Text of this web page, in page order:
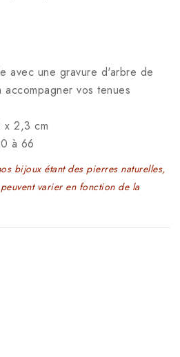
avec une gravure d'arbre de
vos tenues
x 2,3 cm
à 66
bijoux étant des pierres naturelles,
varier en fonction de la